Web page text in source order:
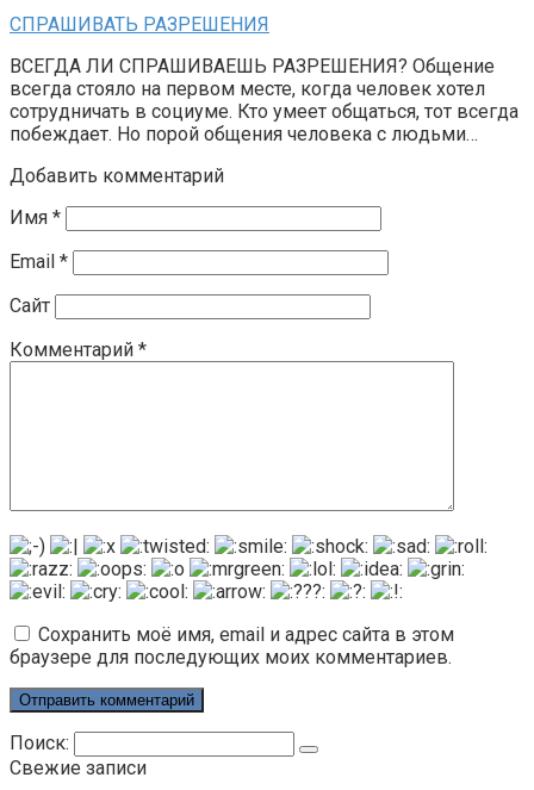
СПРАШИВАТЬ РАЗРЕШЕНИЯ
ВСЕГДА ЛИ СПРАШИВАЕШЬ РАЗРЕШЕНИЯ? Общение
всегда стояло на первом месте, когда человек хотел
сотрудничать в социуме. Кто умеет общаться, тот всегда
побеждает. Но порой общения человека с людьми…
Добавить комментарий
Имя *
Email *
Сайт
Комментарий *
Сохранить моё имя, email и адрес сайта в этом
браузере для последующих моих комментариев.
Поиск:
Свежие записи